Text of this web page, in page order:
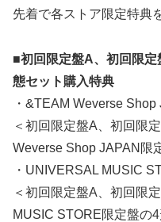
先着で各ストア限定特典
■初回限定盤A、初回限
態セット購入特典
・&TEAM Weverse
＜初回限定盤A、初回限
Weverse Shop JAPAN限
・UNIVERSAL MUSIC
＜初回限定盤A、初回限
MUSIC STORE限定盤の